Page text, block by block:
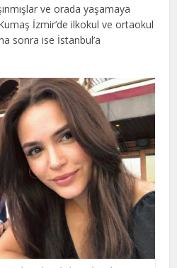
ve orada yaşamaya
İzmir’de ilkokul ve ortaokul
sonra ise İstanbul’a